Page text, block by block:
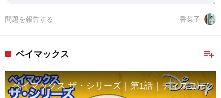
香菜子
問題を報告する
playlist_add
ベイマックス
ベイマックス ザ・シリーズ｜第1話｜ディズニープ